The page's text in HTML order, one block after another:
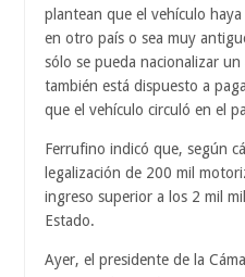
plantean que el vehículo
en otro país o sea muy
sólo se pueda nacionalizar
también está dispuesto a
que el vehículo circuló en el
Ferrufino indicó que, según
legalización de 200 mil
ingreso superior a los 2 mil
Estado.
Ayer, el presidente de la